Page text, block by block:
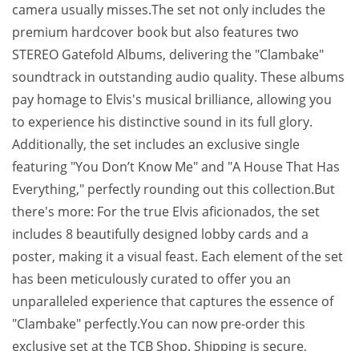
camera usually misses.The set not only includes the
premium hardcover book but also features two
STEREO Gatefold Albums, delivering the "Clambake"
soundtrack in outstanding audio quality. These albums
pay homage to Elvis's musical brilliance, allowing you
to experience his distinctive sound in its full glory.
Additionally, the set includes an exclusive single
featuring "You Don’t Know Me" and "A House That Has
Everything," perfectly rounding out this collection.But
there's more: For the true Elvis aficionados, the set
includes 8 beautifully designed lobby cards and a
poster, making it a visual feast. Each element of the set
has been meticulously curated to offer you an
unparalleled experience that captures the essence of
"Clambake" perfectly.You can now pre-order this
exclusive set at the TCB Shop. Shipping is secure,